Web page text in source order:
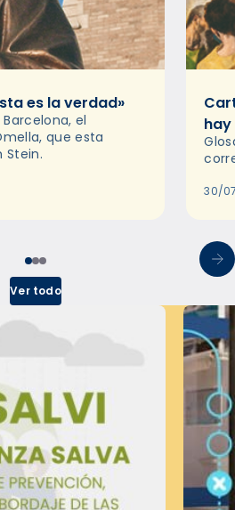
es la verdad»
el
que esta
Stein.
30/
Ver todo